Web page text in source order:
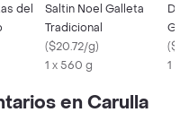
del
Saltin Noel Galleta
Tradicional
($20.72/g)
1 x 560 g
(
1 X
en Carulla